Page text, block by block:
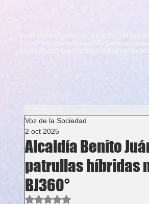
Alcaldía Benito
patrullas híbridas
BJ360°
Voz de la Sociedad
2 oct 2025
Obtuvo NaN de 5 estrellas.